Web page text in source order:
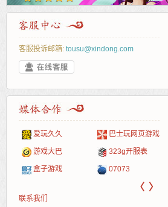
客服投诉邮箱: tousu@xindong.com
爱玩久久 巴士玩网页游戏
游戏大巴 323g开服表
盒子游戏 07073
〈 〉
联系我们